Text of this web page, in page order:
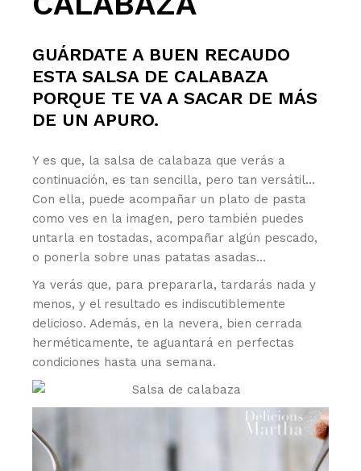
GUÁRDATE A BUEN RECAUDO
ESTA SALSA DE CALABAZA
PORQUE TE VA A SACAR DE MÁS
DE UN APURO.
Y es que, la salsa de calabaza que verás a
continuación, es tan sencilla, pero tan versátil…
Con ella, puede acompañar un plato de pasta
como ves en la imagen, pero también puedes
untarla en tostadas, acompañar algún pescado,
o ponerla sobre unas patatas asadas…
Ya verás que, para prepararla, tardarás nada y
menos, y el resultado es indiscutiblemente
delicioso. Además, en la nevera, bien cerrada
herméticamente, te aguantará en perfectas
condiciones hasta una semana.